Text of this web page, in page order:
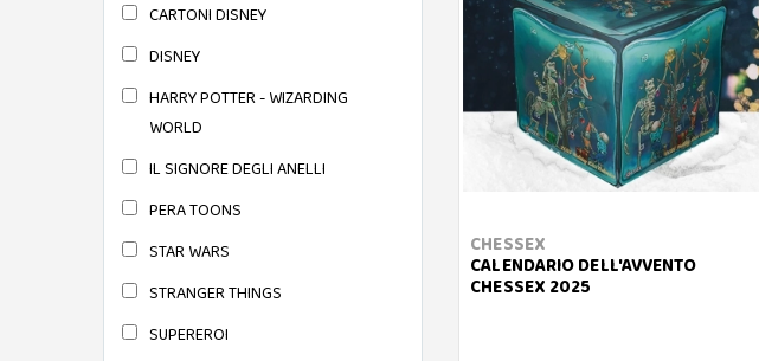
CHESSEX
CALENDARIO DELL'AVVENTO
CHESSEX 2025
CARTONI DISNEY
DISNEY
HARRY POTTER - WIZARDING
WORLD
IL SIGNORE DEGLI ANELLI
PERA TOONS
STAR WARS
STRANGER THINGS
SUPEREROI